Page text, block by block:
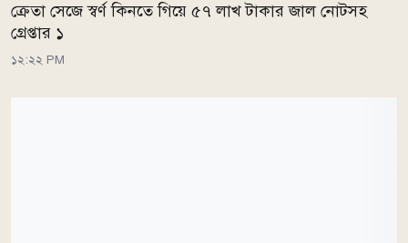
ক্রেতা সেজে স্বর্ণ কিনতে গিয়ে ৫৭ লাখ টাকার জাল নোটসহ
গ্রেপ্তার ১
১২:২২ PM